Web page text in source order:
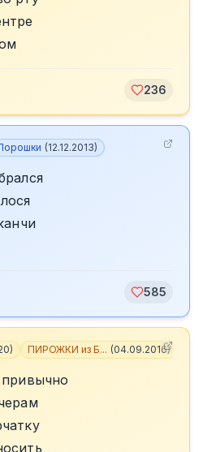
236
(12.12.2013)
585
) ПИРОЖКИ из Б... (04.09.2016)
привычно